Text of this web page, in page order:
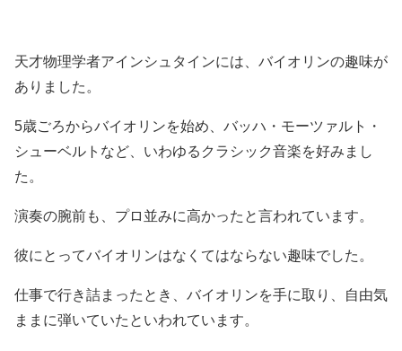
天才物理学者アインシュタインには、バイオリンの趣味が
ありました。
5歳ごろからバイオリンを始め、バッハ・モーツァルト・
シューベルトなど、いわゆるクラシック音楽を好みまし
た。
演奏の腕前も、プロ並みに高かったと言われています。
彼にとってバイオリンはなくてはならない趣味でした。
仕事で行き詰まったとき、バイオリンを手に取り、自由気
ままに弾いていたといわれています。